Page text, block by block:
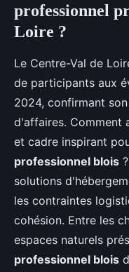
professionnel
Loire ?
Le Centre-Val de
de participants aux
2024, confirmant
d'affaires. Comment
et cadre inspirant
professionnel blois
solutions
les contraintes
cohésion. Entre les
espaces naturels
professionnel blois